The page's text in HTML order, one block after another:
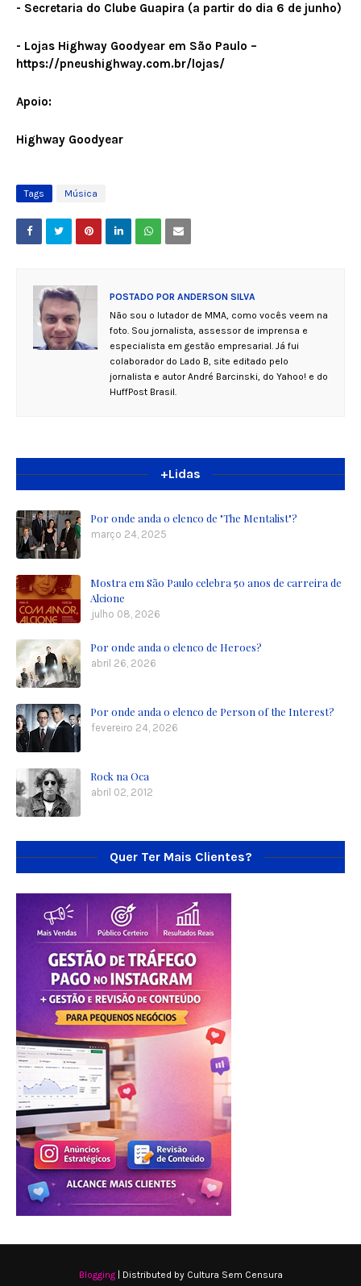
- Secretaria do Clube Guapira (a partir do dia 6 de junho)
- Lojas Highway Goodyear em São Paulo –
https://pneushighway.com.br/lojas/
Apoio:
Highway Goodyear
Tags Música
POSTADO POR ANDERSON SILVA
Não sou o lutador de MMA, como vocês veem na
foto. Sou jornalista, assessor de imprensa e
especialista em gestão empresarial. Já fui
colaborador do Lado B, site editado pelo
jornalista e autor André Barcinski, do Yahoo! e do
HuffPost Brasil.
+Lidas
Por onde anda o elenco de "The Mentalist"?
março 24, 2025
Mostra em São Paulo celebra 50 anos de carreira de
Alcione
julho 08, 2026
Por onde anda o elenco de Heroes?
abril 26, 2026
Por onde anda o elenco de Person of the Interest?
fevereiro 24, 2026
Rock na Oca
abril 02, 2012
Quer Ter Mais Clientes?
Blogging| Distributed by Cultura Sem Censura